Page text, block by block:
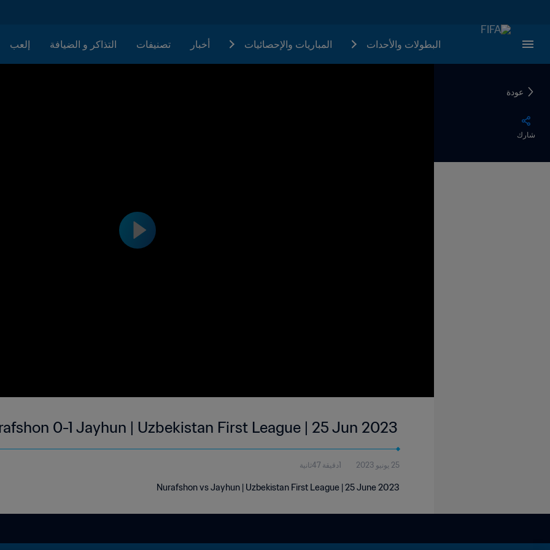
البطولات والأحدات المباريات والإحصائيات أخبار تصنيفات التذاكر و الضيافة إلعب
عودة
شارك
0-1 Jayhun | Uzbekistan First League | 25 Jun 2023
25 يونيو 2023 1دقيقة 47ثانية
Nurafshon vs Jayhun | Uzbekistan First League | 25 June 2023